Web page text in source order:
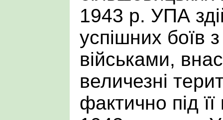
1943 р. УПА
успішних боїв
військами,
величезні
фактично під